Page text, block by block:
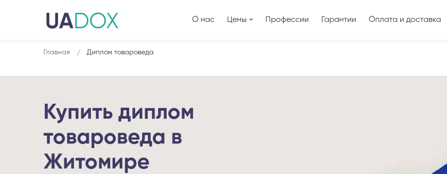
О нас Цены Профессии Гарантии Оплата и доставка
Главная Диплом товароведа
Купить диплом
товароведа в
Житомире